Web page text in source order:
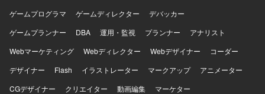
ゲームプログラマ
ゲームディレクター
デバッカー
ゲームプランナー
DBA 運用・監視 プランナー
アナリスト
Webマーケティング
Webディレクター Webデザイナー
コーダー
デザイナー
Flash イラストレーター マークアップ
アニメーター
CGデザイナー
クリエイター 動画編集
マーケター